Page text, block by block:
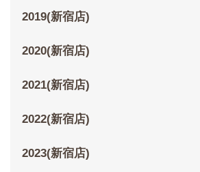
2019(新宿店)
2020(新宿店)
2021(新宿店)
2022(新宿店)
2023(新宿店)